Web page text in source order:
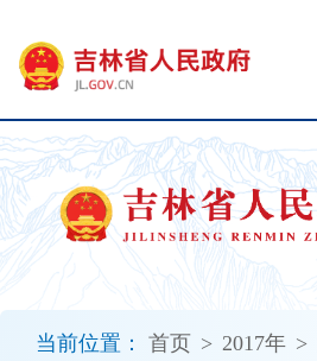
当前位置： 首页 > 2017年 >
开
无
障
碍
说
明